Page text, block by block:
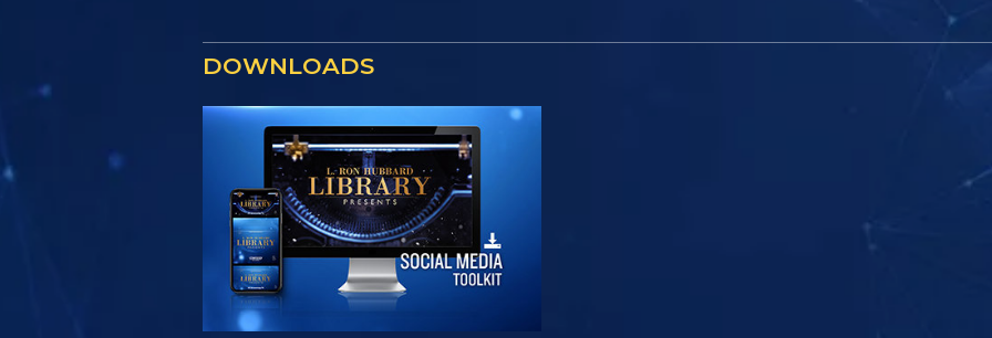
DOWNLOADS